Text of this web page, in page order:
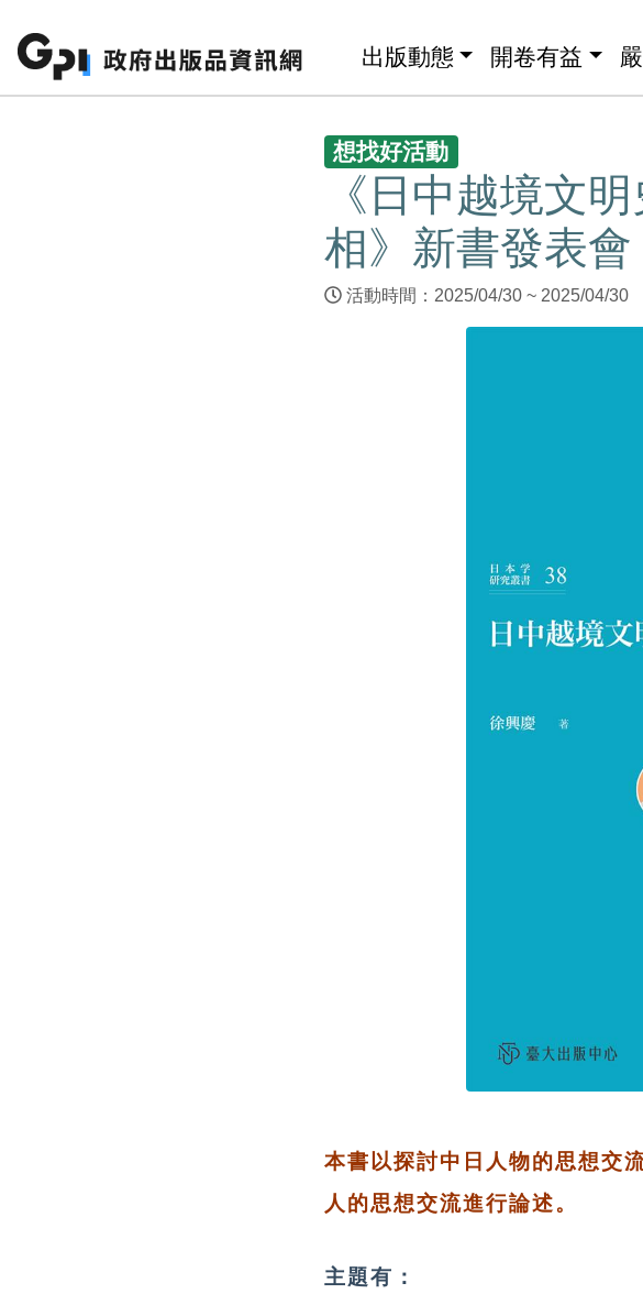
出版動態 開卷有益
想找好活動
《日中越境文
相》新書發表會
活動時間：2025/04/30 ~ 2025/04/30
本書以探討中日人物的思想交
人的思想交流進行論述。
主題有：